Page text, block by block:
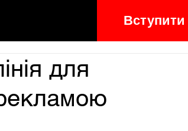
Вступити
для